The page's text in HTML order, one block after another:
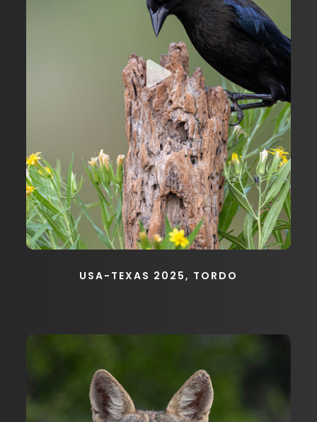
USA-TEXAS 2025, TORDO